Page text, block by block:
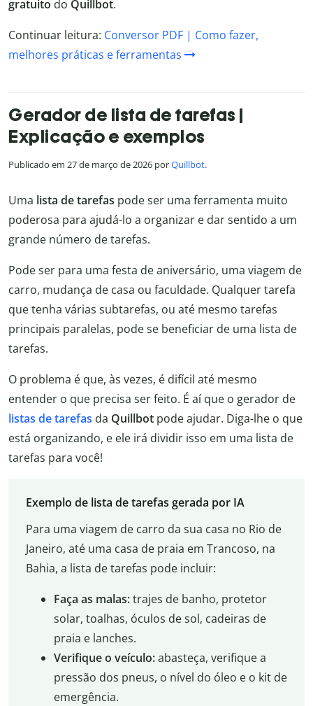
gratuito do Quillbot.
Continuar leitura: Conversor PDF | Como fazer,
melhores práticas e ferramentas
Gerador de lista de tarefas |
Explicação e exemplos
Publicado em 27 de março de 2026 porQuillbot.
Uma lista de tarefas pode ser uma ferramenta muito
poderosa para ajudá-lo a organizar e dar sentido a um
grande número de tarefas.
Pode ser para uma festa de aniversário, uma viagem de
carro, mudança de casa ou faculdade. Qualquer tarefa
que tenha várias subtarefas, ou até mesmo tarefas
principais paralelas, pode se beneficiar de uma lista de
tarefas.
O problema é que, às vezes, é difícil até mesmo
entender o que precisa ser feito. É aí que o gerador de
listas de tarefas da Quillbot pode ajudar. Diga-lhe o que
está organizando, e ele irá dividir isso em uma lista de
tarefas para você!
Exemplo de lista de tarefas gerada por IA
Para uma viagem de carro da sua casa no Rio de
Janeiro, até uma casa de praia em Trancoso, na
Bahia, a lista de tarefas pode incluir:
Faça as malas:trajes de banho, protetor
solar, toalhas, óculos de sol, cadeiras de
praia e lanches.
Verifique o veículo:abasteça, verifique a
pressão dos pneus, o nível do óleo e o kit de
emergência.